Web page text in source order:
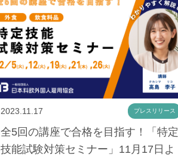
2023.11.17 プレスリリース
全5回の講座で合格を目指す！「特定
技能試験対策セミナー」11月17日よ